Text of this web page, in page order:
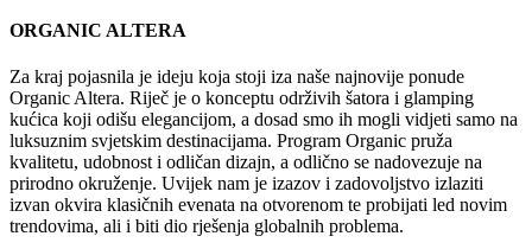
ORGANIC ALTERA
Za kraj pojasnila je ideju koja stoji iza naše najnovije ponude
Organic Altera. Riječ je o konceptu održivih šatora i glamping
kućica koji odišu elegancijom, a dosad smo ih mogli vidjeti samo na
luksuznim svjetskim destinacijama. Program Organic pruža
kvalitetu, udobnost i odličan dizajn, a odlično se nadovezuje na
prirodno okruženje. Uvijek nam je izazov i zadovoljstvo izlaziti
izvan okvira klasičnih evenata na otvorenom te probijati led novim
trendovima, ali i biti dio rješenja globalnih problema.